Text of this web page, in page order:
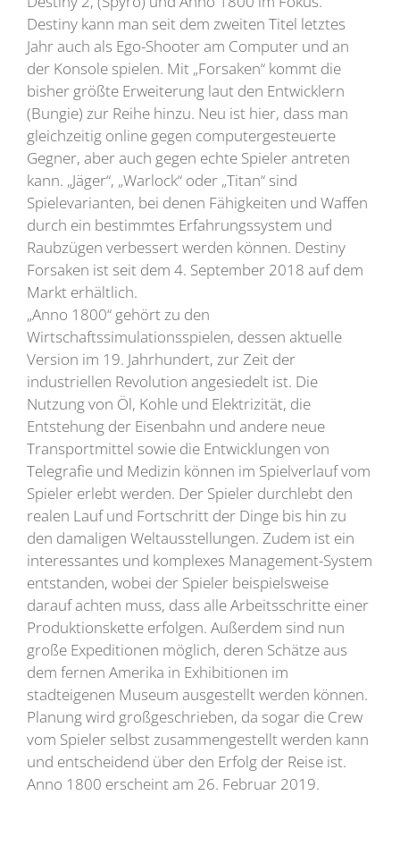
Destiny kann man seit dem zweiten Titel letztes
Jahr auch als Ego-Shooter am Computer und an
der Konsole spielen. Mit „Forsaken“ kommt die
bisher größte Erweiterung laut den Entwicklern
(Bungie) zur Reihe hinzu. Neu ist hier, dass man
gleichzeitig online gegen computergesteuerte
Gegner, aber auch gegen echte Spieler antreten
kann. „Jäger“, „Warlock“ oder „Titan“ sind
Spielevarianten, bei denen Fähigkeiten und Waffen
durch ein bestimmtes Erfahrungssystem und
Raubzügen verbessert werden können. Destiny
Forsaken ist seit dem 4. September 2018 auf dem
Markt erhältlich.
„Anno 1800“ gehört zu den
Wirtschaftssimulationsspielen, dessen aktuelle
Version im 19. Jahrhundert, zur Zeit der
industriellen Revolution angesiedelt ist. Die
Nutzung von Öl, Kohle und Elektrizität, die
Entstehung der Eisenbahn und andere neue
Transportmittel sowie die Entwicklungen von
Telegrafie und Medizin können im Spielverlauf vom
Spieler erlebt werden. Der Spieler durchlebt den
realen Lauf und Fortschritt der Dinge bis hin zu
den damaligen Weltausstellungen. Zudem ist ein
interessantes und komplexes Management-System
entstanden, wobei der Spieler beispielsweise
darauf achten muss, dass alle Arbeitsschritte einer
Produktionskette erfolgen. Außerdem sind nun
große Expeditionen möglich, deren Schätze aus
dem fernen Amerika in Exhibitionen im
stadteigenen Museum ausgestellt werden können.
Planung wird großgeschrieben, da sogar die Crew
vom Spieler selbst zusammengestellt werden kann
und entscheidend über den Erfolg der Reise ist.
Anno 1800 erscheint am 26. Februar 2019.